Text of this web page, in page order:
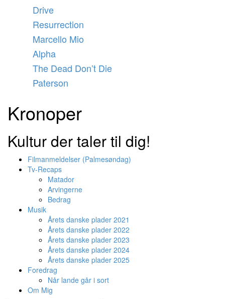
Drive
Resurrection
Marcello Mio
Alpha
The Dead Don’t Die
Paterson
Kronoper
Kultur der taler til dig!
Filmanmeldelser (Palmesøndag)
Tv-Recaps
Matador
Arvingerne
Bedrag
Musik
Årets danske plader 2021
Årets danske plader 2022
Årets danske plader 2023
Årets danske plader 2024
Årets danske plader 2025
Foredrag
Når lande går i sort
Om Mig